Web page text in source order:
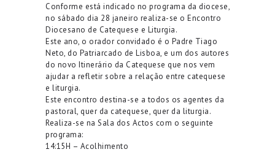
Conforme está indicado no programa da diocese,
no sábado dia 28 janeiro realiza-se o Encontro
Diocesano de Catequese e Liturgia.
Este ano, o orador convidado é o Padre Tiago
Neto, do Patriarcado de Lisboa, e um dos autores
do novo Itinerário da Catequese que nos vem
ajudar a refletir sobre a relação entre catequese
e liturgia.
Este encontro destina-se a todos os agentes da
pastoral, quer da catequese, quer da liturgia.
Realiza-se na Sala dos Actos com o seguinte
programa:
14:15H – Acolhimento